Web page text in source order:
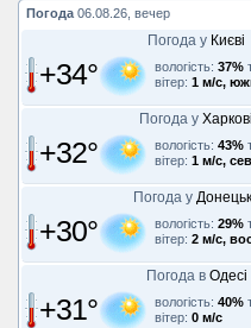
Погода 06.08.26, вечер
Погода у Києві
+34° вологість: 37%
вітер: 1 м/с,
Погода у Харкові
+32° вологість: 43%
вітер: 1 м/с,
Погода у
+30° вологість: 29%
вітер: 2 м/с,
Погода в Одесі
+31° вологість: 40%
вітер: 0 м/с